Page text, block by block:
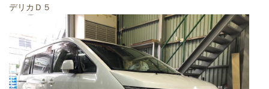
デリカＤ５